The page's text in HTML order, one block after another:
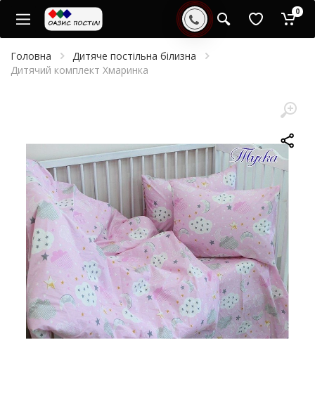
0
Головна
Дитяче постільна білизна
Дитячий комплект Хмаринка